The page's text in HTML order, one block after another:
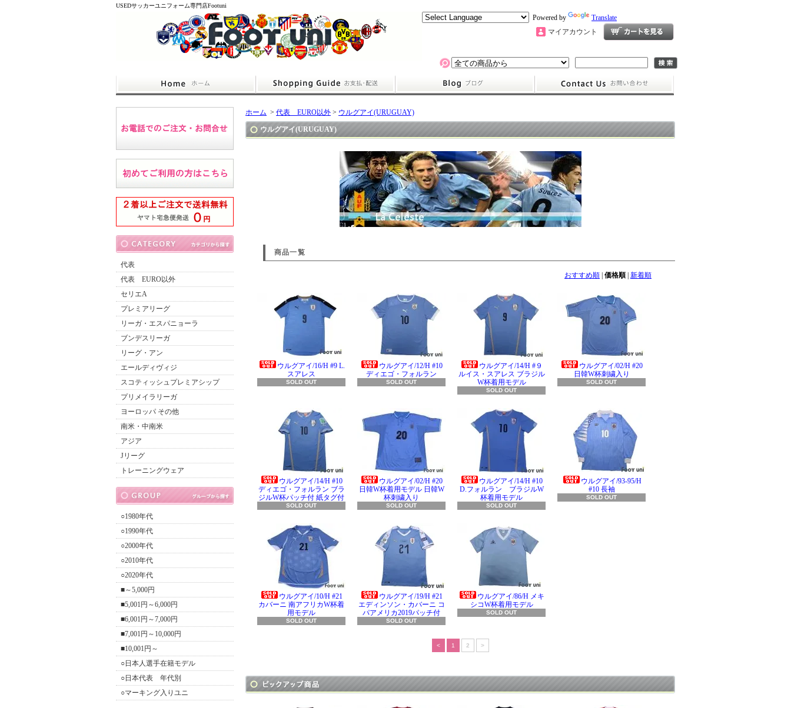
USEDサッカーユニフォーム専門店Footuni
Powered by
Translate
マイアカウント
代表
代表 EURO以外
セリエA
プレミアリーグ
リーガ・エスパニョーラ
ブンデスリーガ
リーグ・アン
エールディヴィジ
スコティッシュプレミアシップ
プリメイラリーガ
ヨーロッパ その他
南米・中南米
アジア
Jリーグ
トレーニングウェア
○1980年代
○1990年代
○2000年代
○2010年代
○2020年代
■～5,000円
■5,001円～6,000円
■6,001円～7,000円
■7,001円～10,000円
■10,001円～
○日本人選手在籍モデル
○日本代表 年代別
○マーキング入りユニ
ホーム > 代表 EURO以外 > ウルグアイ(URUGUAY)
ウルグアイ(URUGUAY)
商品一覧
おすすめ順 価格順 新着順
ウルグアイ/16/H #9 L.
スアレス
SOLD OUT
ウルグアイ/12/H #10
ディエゴ・フォルラン
SOLD OUT
ウルグアイ/14/H #９
ルイス・スアレス ブラジル
W杯着用モデル
SOLD OUT
ウルグアイ/02/H #20
日韓W杯刺繍入り
SOLD OUT
ウルグアイ/14/H #10
ディエゴ・フォルラン ブラ
ジルW杯パッチ付 紙タグ付
SOLD OUT
ウルグアイ/02/H #20
日韓W杯着用モデル 日韓W
杯刺繍入り
SOLD OUT
ウルグアイ/14/H #10
D.フォルラン ブラジルW
杯着用モデル
SOLD OUT
ウルグアイ/93-95/H
#10 長袖
SOLD OUT
ウルグアイ/10/H #21
カバーニ 南アフリカW杯着
用モデル
SOLD OUT
ウルグアイ/19/H #21
エディンソン・カバーニ コ
パアメリカ2019パッチ付
SOLD OUT
ウルグアイ/86/H メキ
シコW杯着用モデル
SOLD OUT
< 1 2 >